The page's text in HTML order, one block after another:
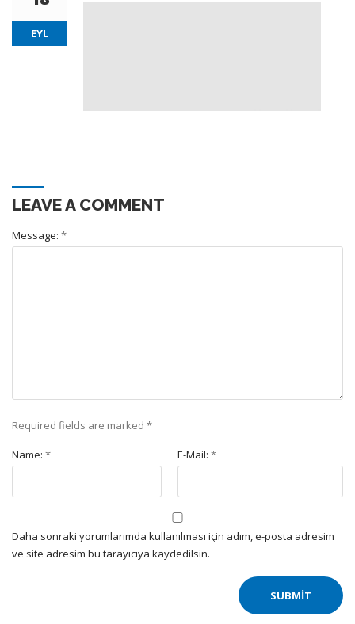
EYL
LEAVE A COMMENT
Message: *
Required fields are marked *
Name: * E-Mail: *
Daha sonraki yorumlarımda kullanılması için adım, e-posta adresim
ve site adresim bu tarayıcıya kaydedilsin.